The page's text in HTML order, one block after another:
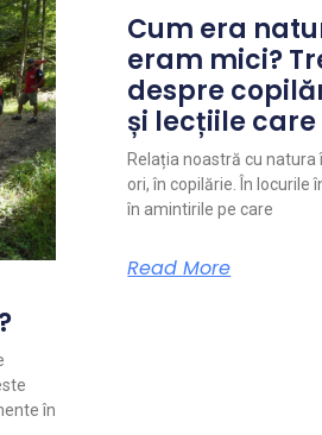
în
Cum era
eram mici?
despre
și lecțiile
Relația noastră cu natura
ori, în copilărie. În locurile
în amintirile pe care
Read More